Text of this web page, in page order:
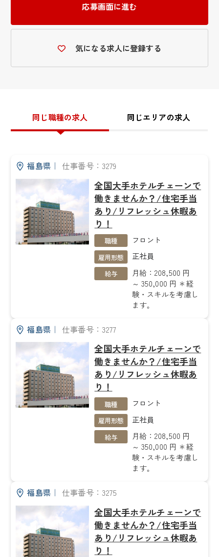
応募画面に進む
気になる求人に登録する
同じ職種の求人 同じエリアの求人
福島県｜ 仕事番号：3279
全国大手ホテルチェーンで
働きませんか？/住宅手当
あり/リフレッシュ休暇あ
り！
職種 フロント
雇用形態 正社員
給与
月給：208,500 円
～ 350,000 円 ＊経
験・スキルを考慮し
ます。
福島県｜ 仕事番号：3277
全国大手ホテルチェーンで
働きませんか？/住宅手当
あり/リフレッシュ休暇あ
り！
職種 フロント
雇用形態 正社員
給与
月給：208,500 円
～ 350,000 円 ＊経
験・スキルを考慮し
ます。
福島県｜ 仕事番号：3275
全国大手ホテルチェーンで
働きませんか？/住宅手当
あり/リフレッシュ休暇あ
り！